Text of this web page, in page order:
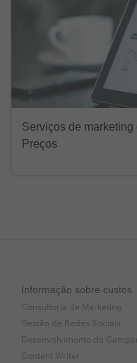
Serviços de marketing
Preços
Informação sobre custos
Consultoria de Marketing
Gestão de Redes Sociais
Desenvolvimento de
Content Writer